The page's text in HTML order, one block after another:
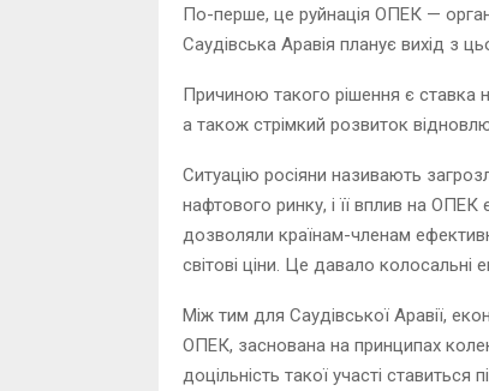
По-перше, це руйнація ОПЕК —
Саудівська Аравія планує вихід з
Причиною такого рішення є ставка
а також стрімкий розвиток
Ситуацію росіяни називають
нафтового ринку, і її вплив на ОПЕК
дозволяли країнам-членам
світові ціни. Це давало колосальні
Між тим для Саудівської Аравії,
ОПЕК, заснована на принципах
доцільність такої участі